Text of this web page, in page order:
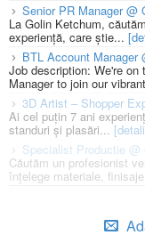
Senior PR Manager @
La Golin Ketchum,
experiență, care știe...
BTL Account Manager
Job description: We're
Manager to join our
3D Artist – Shopper
Ai cel puțin 7 ani
standuri și plasări...
Specialist Productie @
Căutăm un profesionist
înțelege materiale,